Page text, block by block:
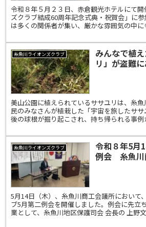
令和８年５月２３日、赤倉観光ホテルにて
ズクラブ結成60周年記念式典・祝賀会」に
は多くの関係者が集い、厳かな雰囲気の中
糸魚川ライオンズクラブ
みんなで植
リ」が盗難
美山公園に植えられているササユリは、糸
民のみなさんが植栽した「宇宙を旅したサ
後の球根が掘り起こされ、持ち帰られる事
糸魚川ライオンズクラブ
令和８年5
例会 糸魚川
5月14日（木）、糸魚川商工会議所において
ブ5月第二例会を開催しました。例会に先立
業として、糸魚川地区保護司会 会長の 上野